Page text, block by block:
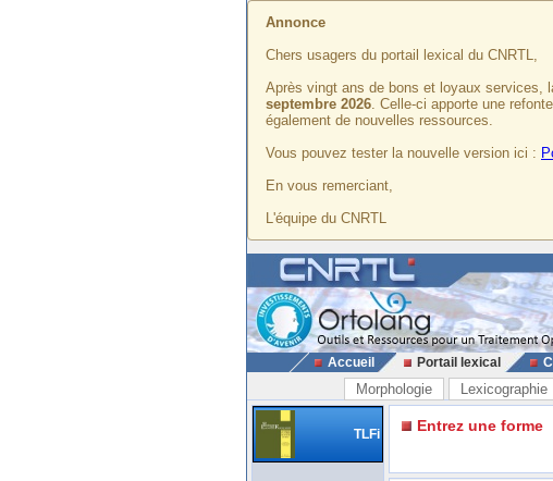
Annonce
Chers usagers du portail lexical du CNRTL,
Après vingt ans de bons et loyaux services,
septembre 2026. Celle-ci apporte une
également de nouvelles ressources.
Vous pouvez tester la nouvelle version ici :
En vous remerciant,
L'équipe du CNRTL
Accueil Portail lexical
Morphologie Lexicographie
TLFi Entrez une forme